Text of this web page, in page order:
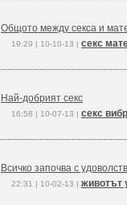
Общото между секса и
19:29 | 10-10-13 | секс
Най-добрият секс
16:58 | 10-07-13 | секс
Всичко започва с
22:31 | 10-02-13 | животът